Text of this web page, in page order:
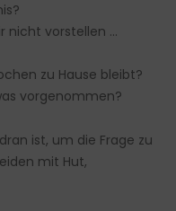
nicht vorstellen …
zu Hause bleibt?
vorgenommen?
ist, um die Frage zu
mit Hut,